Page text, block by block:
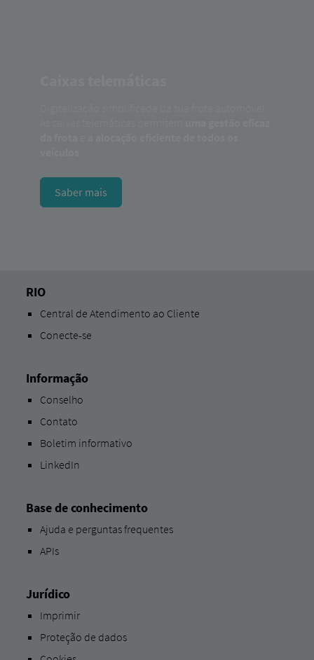
Saber mais
RIO
Central de Atendimento ao Cliente
Conecte-se
Informação
Conselho
Contato
Boletim informativo
LinkedIn
Base de conhecimento
Ajuda e perguntas frequentes
APIs
Jurídico
Imprimir
Proteção de dados